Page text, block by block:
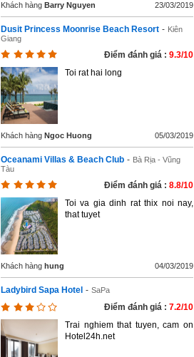
Khách hàng Barry Nguyen 23/03/2019
Dusit Princess Moonrise Beach Resort - Kiên
Giang
Điểm đánh giá : 9.3/10
Toi rat hai long
Khách hàng Ngoc Huong 05/03/2019
Oceanami Villas & Beach Club - Bà Rịa - Vũng
Tàu
Điểm đánh giá : 8.8/10
Toi va gia dinh rat thix noi nay,
that tuyet
Khách hàng hung 04/03/2019
Ladybird Sapa Hotel - SaPa
Điểm đánh giá : 7.2/10
Trai nghiem that tuyen, cam on
Hotel24h.net